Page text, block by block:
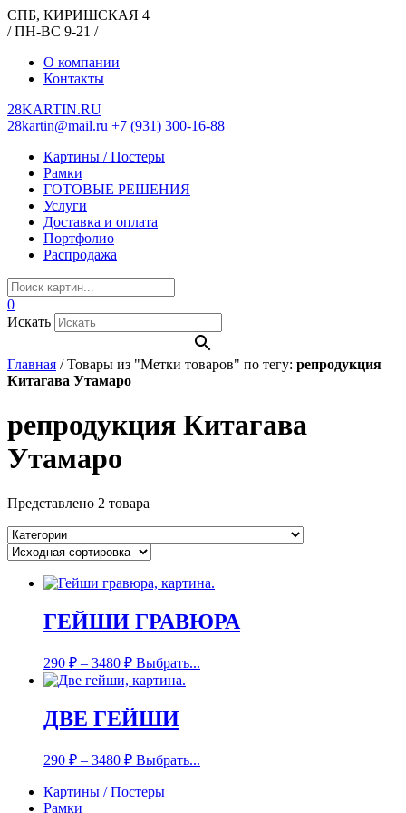
СПБ, КИРИШСКАЯ 4
/ ПН-ВС 9-21 /
О компании
Контакты
28KARTIN.RU
28kartin@mail.ru +7 (931) 300-16-88
Картины / Постеры
Рамки
ГОТОВЫЕ РЕШЕНИЯ
Услуги
Доставка и оплата
Портфолио
Распродажа
0
Искать
Главная /Товары из "Метки товаров" по тегу: репродукция
Китагава Утамаро
репродукция Китагава
Утамаро
Представлено 2 товара
ГЕЙШИ ГРАВЮРА
290 ₽ – 3480 ₽ Выбрать...
ДВЕ ГЕЙШИ
290 ₽ – 3480 ₽ Выбрать...
Картины / Постеры
Рамки